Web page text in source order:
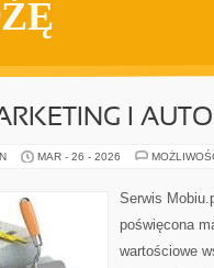
I
MAR - 26 - 2026
Serwis
poświęcona
wartościowe